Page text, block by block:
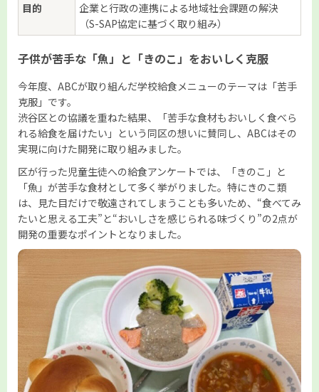
目的
企業と行政の連携による地域社会課題の解決
（S-SAP協定に基づく取り組み）
子供が苦手な「魚」と「きのこ」をおいしく克服
今年度、ABCが取り組んだ学校給食メニューのテーマは「苦手
克服」です。
渋谷区との協議を重ねた結果、「苦手な食材もおいしく食べら
れる給食を届けたい」という同区の想いに賛同し、ABCはその
実現に向けた開発に取り組みました。
区が行った児童生徒への給食アンケートでは、「きのこ」と
「魚」が苦手な食材として多く挙がりました。特にきのこ類
は、見た目だけで敬遠されてしまうことも多いため、“食べてみ
たいと思える工夫”と“おいしさを感じられる味づくり”の2点が
開発の重要なポイントとなりました。